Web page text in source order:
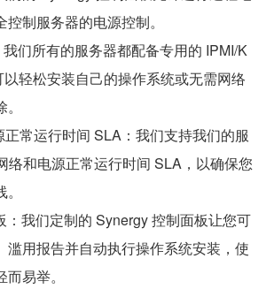
制服务器的电源控制。
们所有的服务器都配备专用的 IPMI/K
轻松安装自己的操作系统或无需网络
常运行时间 SLA：我们支持我们的服
络和电源正常运行时间 SLA，以确保您
：我们定制的 Synergy 控制面板让您可
滥用报告并自动执行操作系统安装，使
易举。